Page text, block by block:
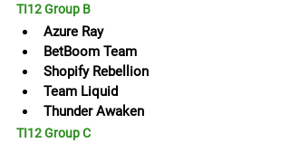
TI12 Group B
Azure Ray
BetBoom Team
Shopify Rebellion
Team Liquid
Thunder Awaken
TI12 Group C